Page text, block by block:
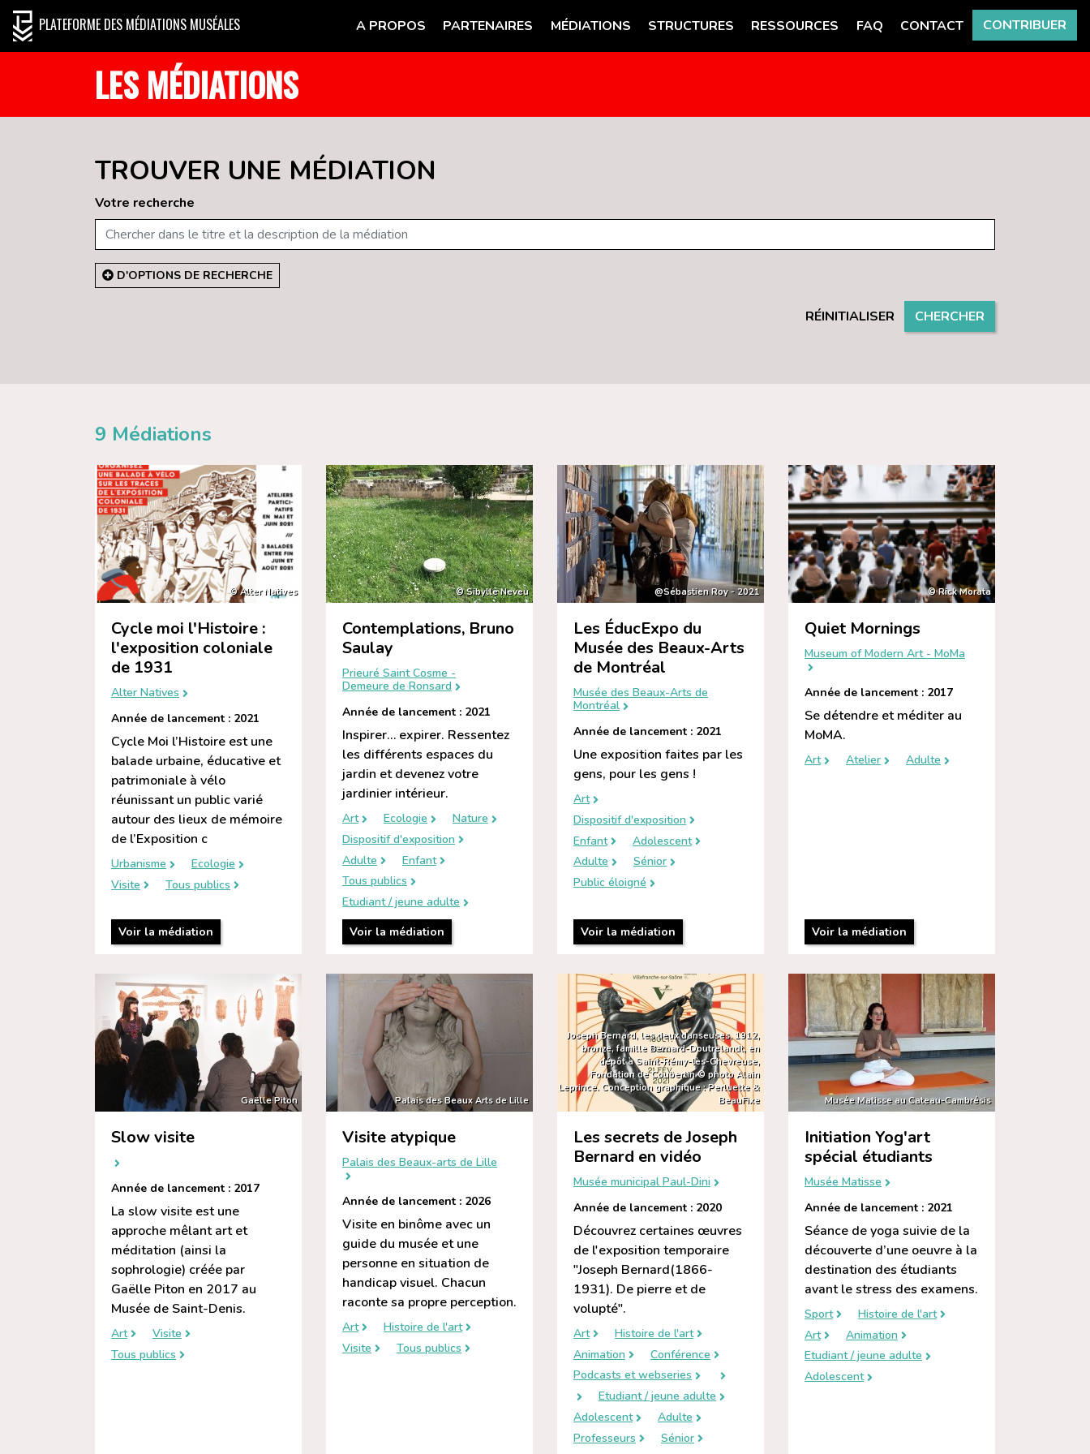
PLATEFORME DES MÉDIATIONS MUSÉALES A PROPOS PARTENAIRES MÉDIATIONS STRUCTURES RESSOURCES FAQ CONTACT CONTRIBUER
LES MÉDIATIONS
TROUVER UNE MÉDIATION
Votre recherche
D'OPTIONS DE RECHERCHE
RÉINITIALISER
9 Médiations
© Alter Natives
Cycle moi l'Histoire :
l'exposition coloniale
de 1931
Alter Natives
Année de lancement : 2021
Cycle Moi l’Histoire est une
balade urbaine, éducative et
patrimoniale à vélo
réunissant un public varié
autour des lieux de mémoire
de l’Exposition c
Urbanisme
Ecologie
Visite
Tous publics
Voir la médiation
© Sibylle Neveu
Contemplations, Bruno
Saulay
Prieuré Saint Cosme -
Demeure de Ronsard
Année de lancement : 2021
Inspirer… expirer. Ressentez
les différents espaces du
jardin et devenez votre
jardinier intérieur.
Art Ecologie
Nature
Dispositif d'exposition
Adulte
Enfant
Tous publics
Etudiant / jeune adulte
Voir la médiation
@Sébastien Roy - 2021
Les ÉducExpo du
Musée des Beaux-Arts
de Montréal
Musée des Beaux-Arts de
Montréal
Année de lancement : 2021
Une exposition faites par les
gens, pour les gens !
Art
Dispositif d'exposition
Enfant
Adolescent
Adulte
Sénior
Public éloigné
Voir la médiation
© Rick Morata
Quiet Mornings
Museum of Modern Art - MoMa
Année de lancement : 2017
Se détendre et méditer au
MoMA.
Art Atelier Adulte
Voir la médiation
Gaëlle Piton
Slow visite
Année de lancement : 2017
La slow visite est une
approche mêlant art et
méditation (ainsi la
sophrologie) créée par
Gaëlle Piton en 2017 au
Musée de Saint-Denis.
Art
Visite
Tous publics
Palais des Beaux Arts de Lille
Visite atypique
Palais des Beaux-arts de Lille
Année de lancement : 2026
Visite en binôme avec un
guide du musée et une
personne en situation de
handicap visuel. Chacun
raconte sa propre perception.
Art
Histoire de l'art
Visite
Tous publics
Joseph Bernard, les deux danseuses, 1912,
bronze, famille Bernard-Doutrelandt, en
dépôt à Saint-Rémy-lès-Chevreuse,
Fondation de Coubertin © photo Alain
Leprince. Conception graphique : Perluette &
BeauFixe
Les secrets de Joseph
Bernard en vidéo
Musée municipal Paul-Dini
Année de lancement : 2020
Découvrez certaines œuvres
de l'exposition temporaire
"Joseph Bernard(1866-
1931). De pierre et de
volupté".
Art
Histoire de l'art
Animation
Conférence
Podcasts et webseries
Etudiant / jeune adulte
Adolescent
Adulte
Professeurs
Sénior
Musée Matisse au Cateau-Cambrésis
Initiation Yog'art
spécial étudiants
Musée Matisse
Année de lancement : 2021
Séance de yoga suivie de la
découverte d’une oeuvre à la
destination des étudiants
avant le stress des examens.
Sport
Histoire de l'art
Art
Animation
Etudiant / jeune adulte
Adolescent